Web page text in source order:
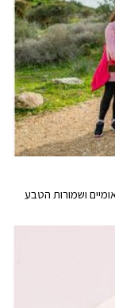
ושמורות הטבע